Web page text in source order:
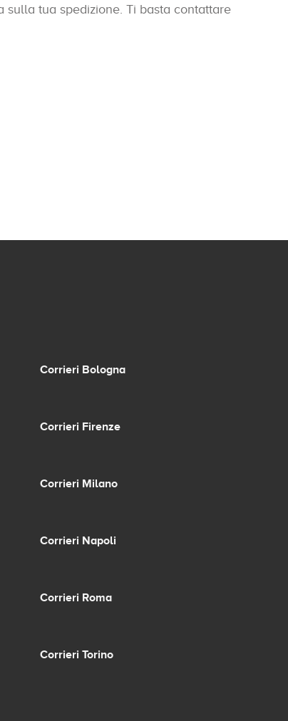
tua spedizione. Ti basta contattare
Corrieri Bologna
Corrieri Firenze
Corrieri Milano
Corrieri Napoli
Corrieri Roma
Corrieri Torino